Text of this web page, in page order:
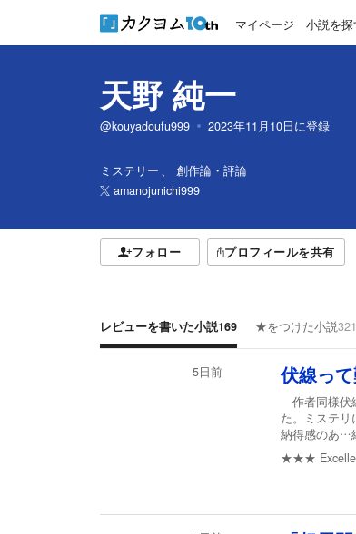
マイページ 小説を探
天野 純一
@kouyadoufu999 2023年11月10日に登録
ミステリー
創作論・評論
amanojunichi999
フォロー プロフィールを共有
レビューを書いた小説169 ★をつけた小説321
5日前 伏線っ
作者同様伏
た。ミステ
納得感のあ…
★★★